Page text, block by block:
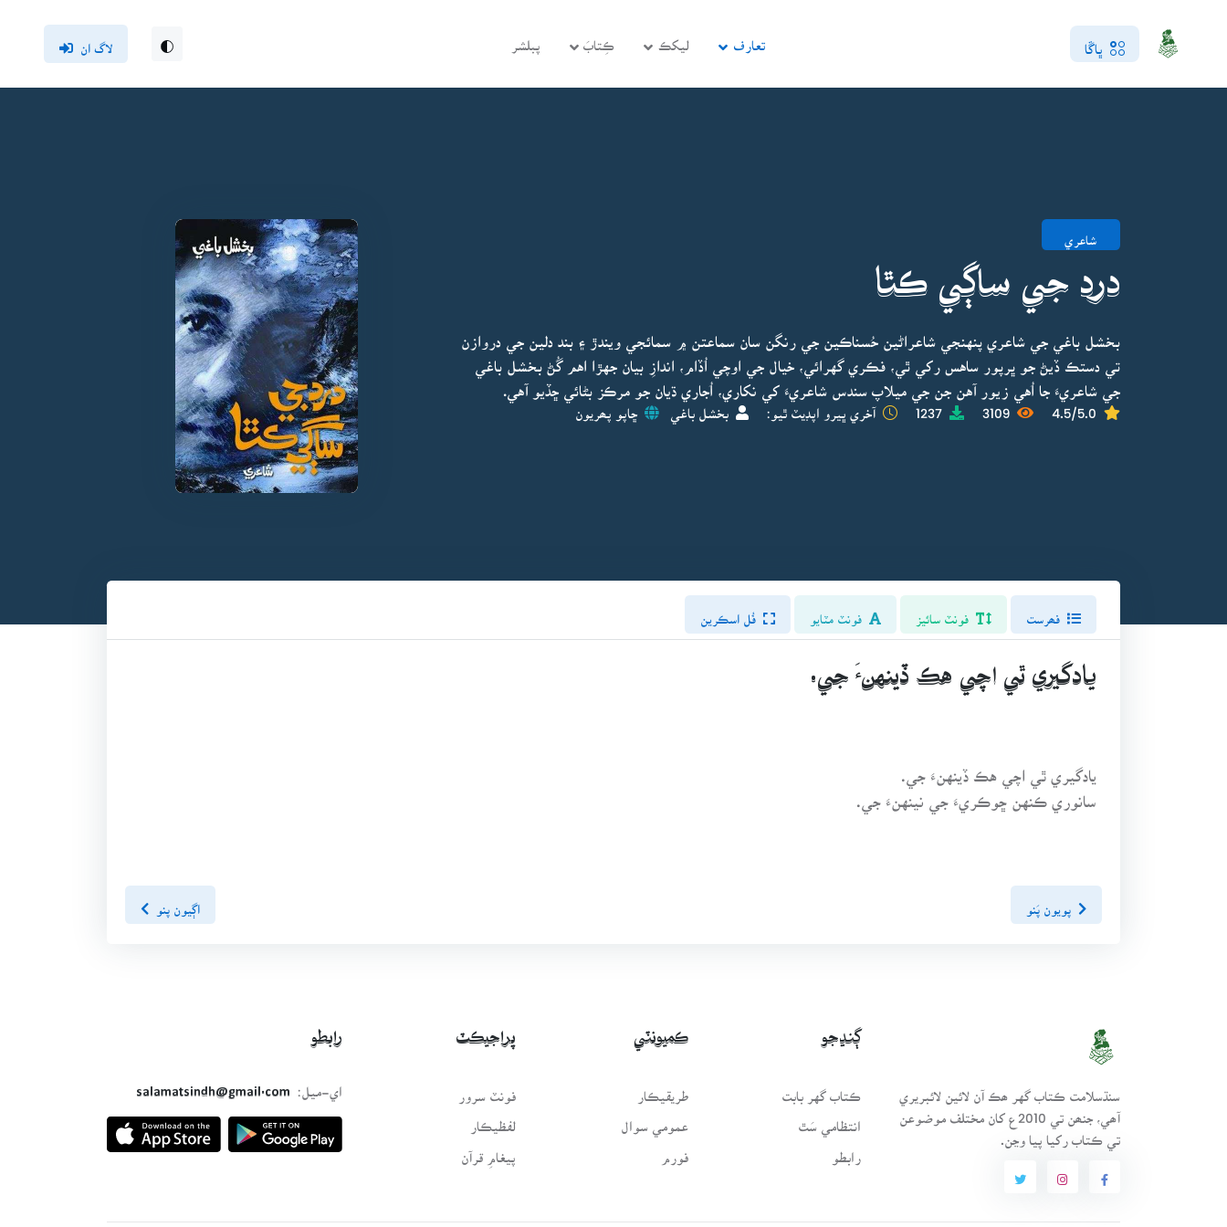
ڀاڱا تعارف ليکڪ ڪِتابَ پبلشر لاگ ان
شاعري
درد جي ساڳي ڪٿا
بخشل باغي جي شاعري پنهنجي شاعراڻين حُسناڪين جي رنگن سان سماعتن ۾ سمائجي ويندڙ ۽ بند دلين جي دروازن
تي دستڪ ڏيڻ جو ڀرپور ساهس رکي ٿي، فڪري گهرائي، خيال جي اوچي اُڏام، اندازِ بيان جهڙا اهم گُڻ بخشل باغي
جي شاعريءَ جا اُهي زيور آهن جن جي ميلاپ سندس شاعريءَ کي نکاري، اُجاري ڌيان جو مرڪز بڻائي ڇڏيو آهي.
4.5/5.0
3109
1237 آخري ڀيرو اپڊيٽ ٿيو: بخشل باغي ڇاپو پھريون
فونٽ سائيز فونٽ مٽايو فُل اسڪرين
يادگيري ٿي اچي هڪ ڏينهنءَ جي.
يادگيري ٿي اچي هڪ ڏينهنءَ جي.
سانوري ڪنهن ڇوڪريءَ جي نينهنءَ جي.
پويون پَنو اڳيون پنو
سنڌسلامت ڪتاب گهر ھڪ آن لائين لائبريري
آھي، جنھن تي 2010ع کان مختلف موضوعن
تي ڪتاب رکيا پيا وڃن.
ڳنڍجو
ڪتاب گهر بابت
انتظامي سَٿ
رابطو
ڪميونٽي
طريقيڪار
عمومي سوال
فورم
پراجيڪٽ
فونٽ سرور
لفظيڪار
پيغامِ قرآن
رابطو
اي-ميل:
salamatsindh@gmail.com